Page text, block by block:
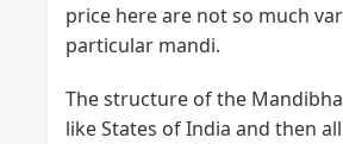
price here are not so much
particular mandi.
The structure of the
like States of India and then